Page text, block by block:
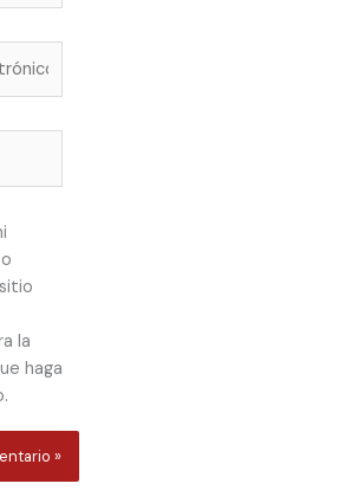
la
haga